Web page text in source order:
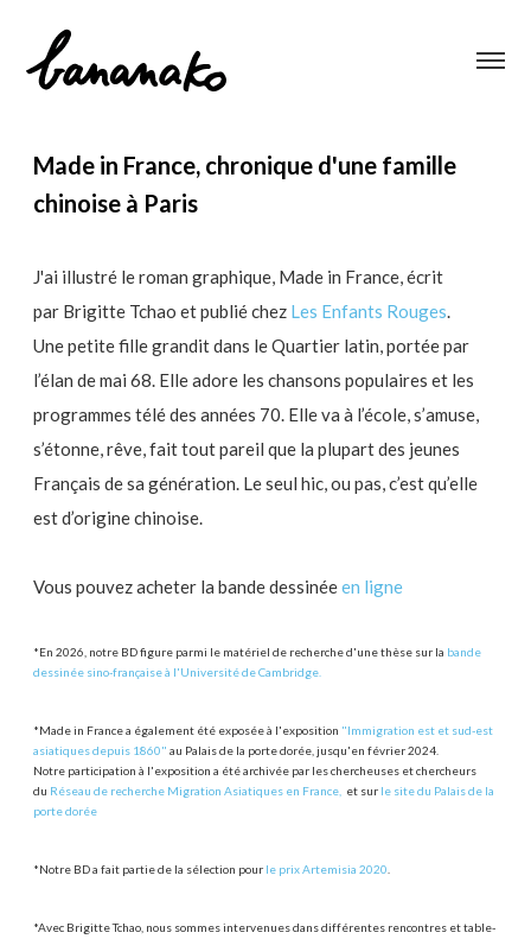
Made in France, chronique d'une famille
chinoise à Paris
J'ai illustré le roman graphique, Made in France, écrit
par Brigitte Tchao et publié chez Les Enfants Rouges.
Une petite fille grandit dans le Quartier latin, portée par
l’élan de mai 68. Elle adore les chansons populaires et les
programmes télé des années 70. Elle va à l’école, s’amuse,
s’étonne, rêve, fait tout pareil que la plupart des jeunes
Français de sa génération. Le seul hic, ou pas, c’est qu’elle
est d’origine chinoise.
Vous pouvez acheter la bande dessinéeen ligne
*En 2026, notre BD figure parmi le matériel de recherche d'une thèse sur la bande
dessinée sino-française à l'Université de Cambridge.
*Made in France a également été exposée à l'exposition "Immigration est et sud-est
asiatiques depuis 1860" au Palais de la porte dorée, jusqu'en février 2024.
Notre participation à l'exposition a été archivée par les chercheuses et chercheurs
du Réseau de recherche Migration Asiatiques en France, et surle site du Palais de la
porte dorée
*Notre BD a fait partie de la sélection pour le prix Artemisia 2020
*Avec Brigitte Tchao, nous sommes intervenues dans différentes rencontres et table-